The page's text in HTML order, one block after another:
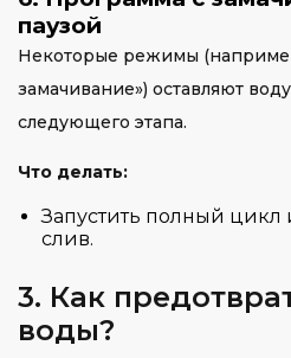
паузой
Некоторые режимы
замачивание») оставляют
следующего этапа.
Что делать:
Запустить полный
слив.
3. Как
воды?